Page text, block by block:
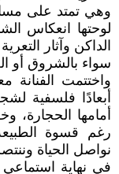
وهي تمتد على
لوحتها انعكاس
الداكن وآثار
سواء بالشروق أو
واختتمت الفنانة
أبعادًا فلسفية
أمامها
رغم قسوة
نواصل الحياة
في نهاية